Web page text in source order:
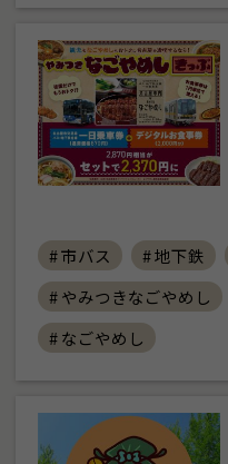
# 市バス # 地下鉄
# やみつきなごやめし
# なごやめし